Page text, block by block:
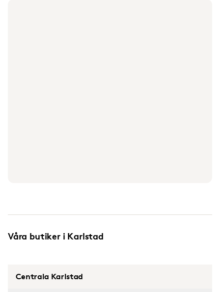
Våra butiker i Karlstad
Centrala Karlstad